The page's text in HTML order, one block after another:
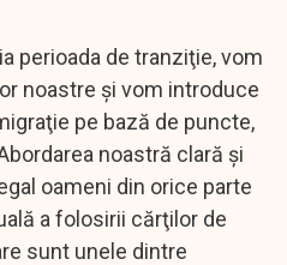
perioada de tranziţie, vom
noastre şi vom introduce
pe bază de puncte,
noastră clară şi
oameni din orice parte
a folosirii cărţilor de
sunt unele dintre